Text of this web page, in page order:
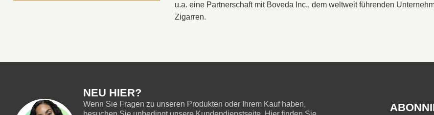
u.a. eine Partnerschaft mit Boveda Inc., dem weltweit führenden
Zigarren.
NEU HIER?
Wenn Sie Fragen zu unseren Produkten oder Ihrem Kauf haben,